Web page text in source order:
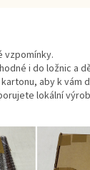
vzpomínky.
i do ložnic a
aby k vám
lokální